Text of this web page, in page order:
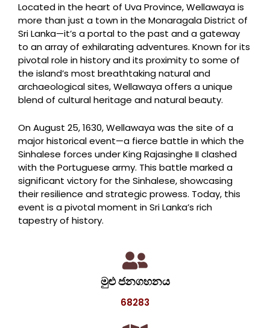
Located in the heart of Uva Province, Wellawaya is
more than just a town in the Monaragala District of
Sri Lanka—it’s a portal to the past and a gateway
to an array of exhilarating adventures. Known for its
pivotal role in history and its proximity to some of
the island’s most breathtaking natural and
archaeological sites, Wellawaya offers a unique
blend of cultural heritage and natural beauty.
On August 25, 1630, Wellawaya was the site of a
major historical event—a fierce battle in which the
Sinhalese forces under King Rajasinghe II clashed
with the Portuguese army. This battle marked a
significant victory for the Sinhalese, showcasing
their resilience and strategic prowess. Today, this
event is a pivotal moment in Sri Lanka’s rich
tapestry of history.
මුළු ජනගහනය
68283